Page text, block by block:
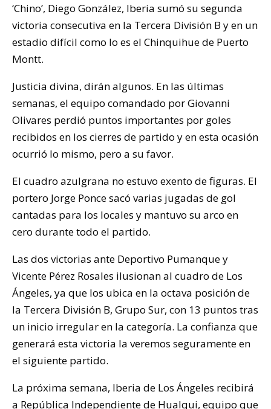
‘Chino’, Diego González, Iberia sumó su segunda
victoria consecutiva en la Tercera División B y en un
estadio difícil como lo es el Chinquihue de Puerto
Montt.
Justicia divina, dirán algunos. En las últimas
semanas, el equipo comandado por Giovanni
Olivares perdió puntos importantes por goles
recibidos en los cierres de partido y en esta ocasión
ocurrió lo mismo, pero a su favor.
El cuadro azulgrana no estuvo exento de figuras. El
portero Jorge Ponce sacó varias jugadas de gol
cantadas para los locales y mantuvo su arco en
cero durante todo el partido.
Las dos victorias ante Deportivo Pumanque y
Vicente Pérez Rosales ilusionan al cuadro de Los
Ángeles, ya que los ubica en la octava posición de
la Tercera División B, Grupo Sur, con 13 puntos tras
un inicio irregular en la categoría. La confianza que
generará esta victoria la veremos seguramente en
el siguiente partido.
La próxima semana, Iberia de Los Ángeles recibirá
a República Independiente de Hualqui, equipo que